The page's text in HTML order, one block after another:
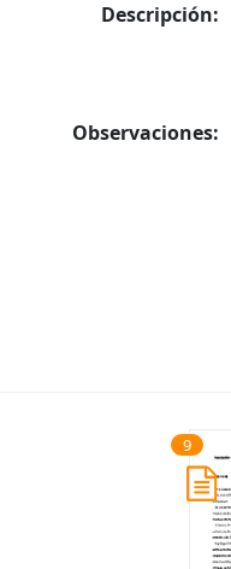
Descripción:
Observaciones:
9